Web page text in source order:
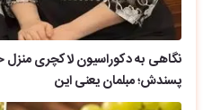
نگاهی به دکوراسیون لاکچری
پسندش؛ مبلمان یعنی این